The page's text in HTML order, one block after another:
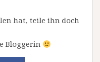
hat, teile ihn doch
Bloggerin